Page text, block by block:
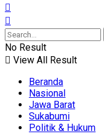
No Result
View All Result
Beranda
Nasional
Jawa Barat
Sukabumi
Politik & Hukum